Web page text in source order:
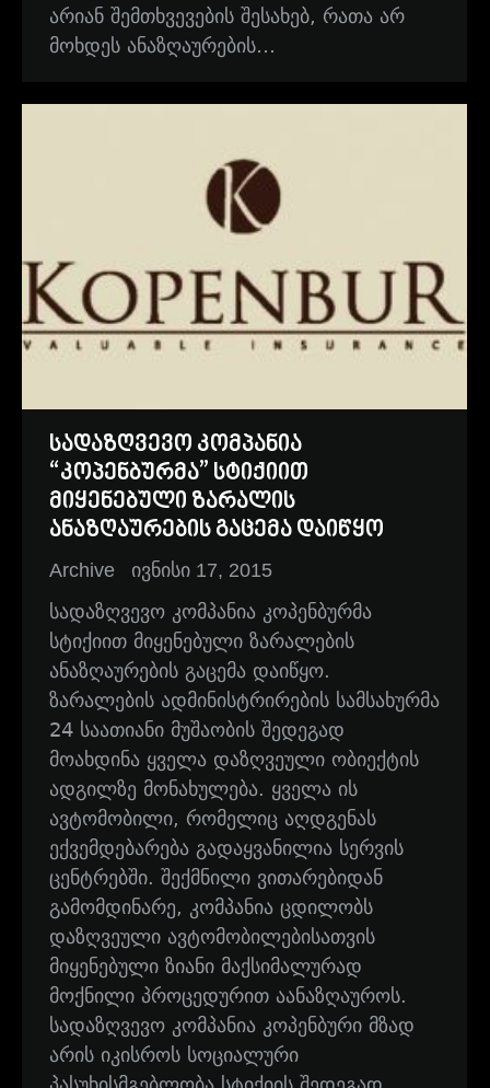
არიან შემთხვევების შესახებ, რათა არ
მოხდეს ანაზღაურების…
სადაზღვევო კომპანია
“კოპენბურმა” სტიქიით
მიყენებული ზარალის
ანაზღაურების გაცემა დაიწყო
Archive ივნისი 17, 2015
სადაზღვევო კომპანია კოპენბურმა
სტიქიით მიყენებული ზარალების
ანაზღაურების გაცემა დაიწყო.
ზარალების ადმინისტრირების სამსახურმა
24 საათიანი მუშაობის შედეგად
მოახდინა ყველა დაზღვეული ობიექტის
ადგილზე მონახულება. ყველა ის
ავტომობილი, რომელიც აღდგენას
ექვემდებარება გადაყვანილია სერვის
ცენტრებში. შექმნილი ვითარებიდან
გამომდინარე, კომპანია ცდილობს
დაზღვეული ავტომობილებისათვის
მიყენებული ზიანი მაქსიმალურად
მოქნილი პროცედურით აანაზღაუროს.
სადაზღვევო კომპანია კოპენბური მზად
არის იკისროს სოციალური